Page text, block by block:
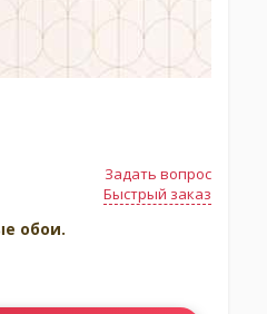
Задать вопрос
Быстрый заказ
обои.